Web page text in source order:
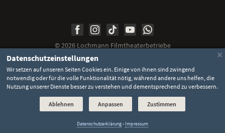
Links
Unsere
Seite
Facebook
Unsere
Seite
Instagram
Unsere
Seite
bei
TikTok
Unser
Kanal
YouTube
Unser
Kanal
bei
WhatsApp
©2026 Lochmann Filmtheaterbetriebe
×
Datenschutzeinstellungen
Wir setzen auf unseren Seiten Cookies ein. Einige von ihnen sind zwingend
notwendig oder für die volle Funktionalität nötig, während andere uns helfen, die
Nutzung unserer Dienste besser zu verstehen und dementsprechend zu verbessern.
Ablehnen Anpassen Zustimmen
Datenschutzerklärung- Impressum